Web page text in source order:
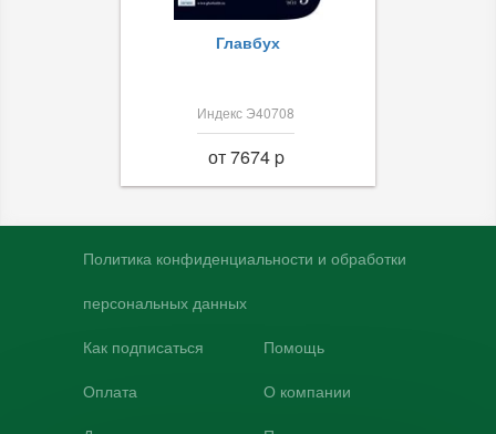
Главбух
Индекс Э40708
от 7674 p
Политика конфиденциальности и обработки
персональных данных
Как подписаться
Оплата
Помощь
О компании